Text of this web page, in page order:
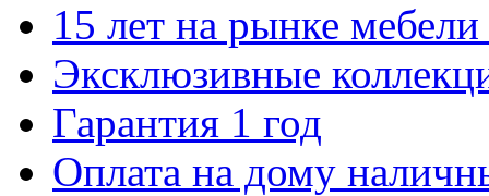
15 лет на рынке
Эксклюзивные
Гарантия 1 год
Оплата на дому